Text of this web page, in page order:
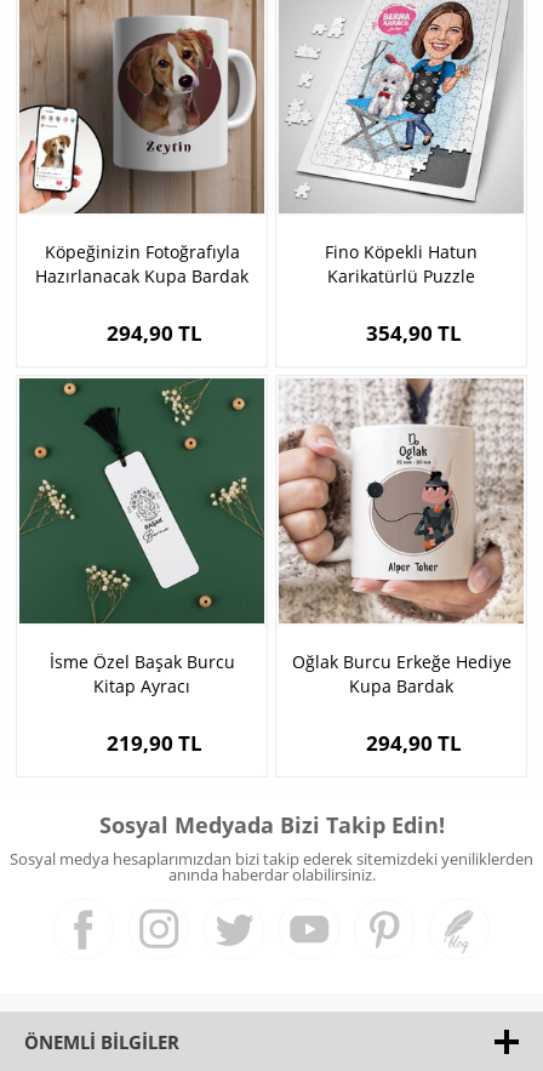
Köpeğinizin Fotoğrafıyla
Hazırlanacak Kupa Bardak
294,90 TL
Fino Köpekli Hatun
Karikatürlü Puzzle
354,90 TL
İsme Özel Başak Burcu
Kitap Ayracı
219,90 TL
Oğlak Burcu Erkeğe Hediye
Kupa Bardak
294,90 TL
Sosyal Medyada Bizi Takip Edin!
Sosyal medya hesaplarımızdan bizi takip ederek sitemizdeki yeniliklerden
anında haberdar olabilirsiniz.
ÖNEMLI BILGILER